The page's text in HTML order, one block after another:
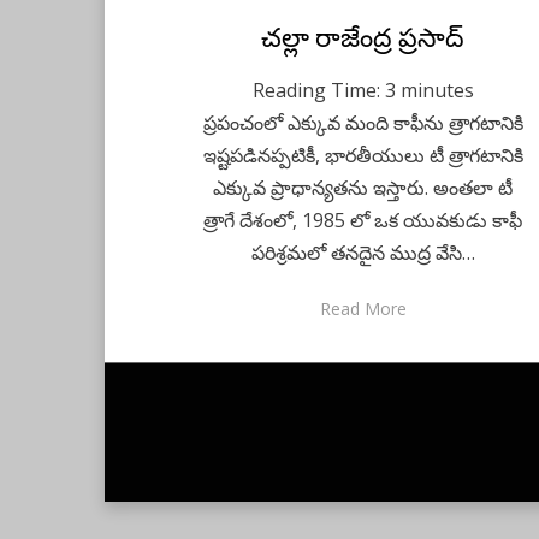
Posted
on
June 3, 2020
Telugu
చల్లా రాజేంద్ర ప్రసాద్
Reading Time: 3 minutes
ప్రపంచంలో ఎక్కువ మంది కాఫీను త్రాగటానికి
ఇష్టపడినప్పటికీ, భారతీయులు టీ త్రాగటానికి
ఎక్కువ ప్రాధాన్యతను ఇస్తారు. అంతలా టీ
త్రాగే దేశంలో, 1985 లో ఒక యువకుడు కాఫీ
పరిశ్రమలో తనదైన ముద్ర వేసి…
Read More